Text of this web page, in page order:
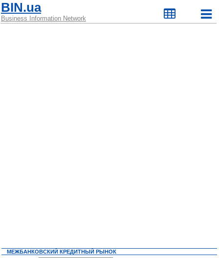
BIN.ua
Business Information Network
МЕЖБАНКОВСКИЙ КРЕДИТНЫЙ РЫНОК